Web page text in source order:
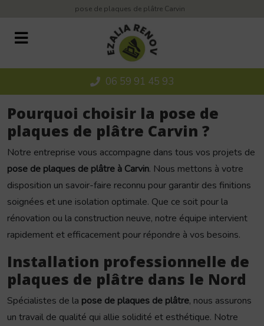
pose de plaques de plâtre Carvin
06 59 91 45 93
Pourquoi choisir la pose de
plaques de plâtre Carvin ?
Notre entreprise vous accompagne dans tous vos projets de
pose de plaques de plâtre à Carvin. Nous mettons à votre
disposition un savoir-faire reconnu pour garantir des finitions
soignées et une isolation optimale. Que ce soit pour la
rénovation ou la construction neuve, notre équipe intervient
rapidement et efficacement pour répondre à vos besoins.
Installation professionnelle de
plaques de plâtre dans le Nord
Spécialistes de la pose de plaques de plâtre, nous assurons
un travail de qualité qui allie solidité et esthétique. Notre
Panneau de gestion des cookies